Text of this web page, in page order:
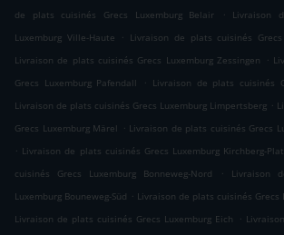
de plats cuisinés Grecs Luxemburg Belair
.
Livraison
Luxemburg Ville-Haute
. Livraison de plats cuisinés Grecs
Livraison de plats cuisinés Grecs Luxemburg Zessingen
.
Grecs Luxemburg Pafendall
. Livraison de plats cuisinés
Livraison de plats cuisinés Grecs Luxemburg Limpertsberg .
Grecs Luxemburg Märel . Livraison de plats cuisinés Grecs
. Livraison de plats cuisinés Grecs Luxemburg Kirchberg-
cuisinés Grecs Luxemburg Bonneweg-Nord
.
Livraison
Luxemburg Bouneweg-Süd . Livraison de plats cuisinés Grecs
Livraison de plats cuisinés Grecs Luxemburg Eich
.